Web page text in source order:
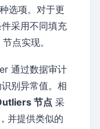
选项。对于更
采用不同填充
点实现。
通过数据审计
别异常值。相
节点 采
并提供类似的